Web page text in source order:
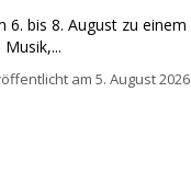
6. bis 8. August zu einem
am 5. August 2026